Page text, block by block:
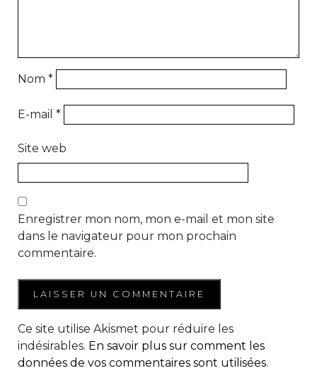
Nom *
E-mail *
Site web
Enregistrer mon nom, mon e-mail et mon site
dans le navigateur pour mon prochain
commentaire.
Ce site utilise Akismet pour réduire les
indésirables. En savoir plus sur comment les
données de vos commentaires sont utilisées.